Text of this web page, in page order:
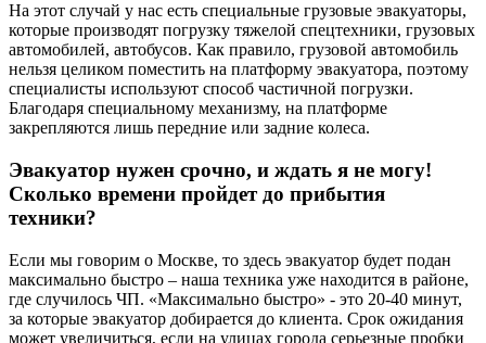
На этот случай у нас есть специальные грузовые эвакуаторы,
которые производят погрузку тяжелой спецтехники, грузовых
автомобилей, автобусов. Как правило, грузовой автомобиль
нельзя целиком поместить на платформу эвакуатора, поэтому
специалисты используют способ частичной погрузки.
Благодаря специальному механизму, на платформе
закрепляются лишь передние или задние колеса.
Эвакуатор нужен срочно, и ждать я не могу!
Сколько времени пройдет до прибытия
техники?
Если мы говорим о Москве, то здесь эвакуатор будет подан
максимально быстро – наша техника уже находится в районе,
где случилось ЧП. «Максимально быстро» - это 20-40 минут,
за которые эвакуатор добирается до клиента. Срок ожидания
может увеличиться, если на улицах города серьезные пробки